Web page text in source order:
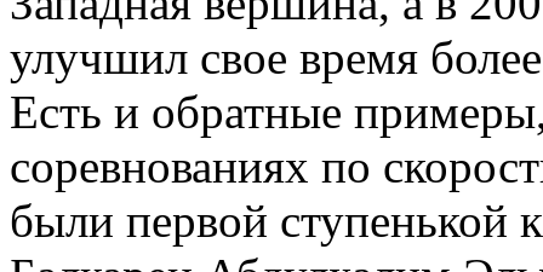
улучшил свое время
Есть и обратные
соревнованиях по
были первой ступенькой